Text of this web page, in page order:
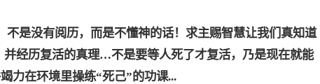
不是没有阅历，而是不懂神的话！求主赐智慧让我们真知道
经历复活的真理…不是要等人死了才复活，乃是现在就能
力在环境里操练“死己”的功课...